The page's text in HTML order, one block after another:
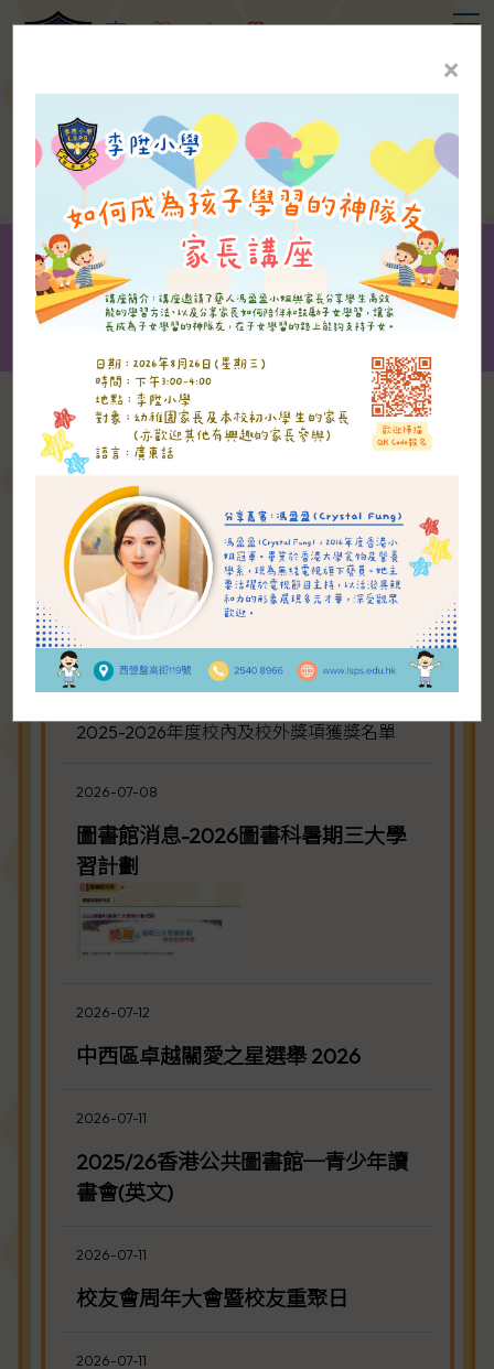
李 陞 小 學
敬 業 樂 群 ×
2026-07-31
2025-2026年度校內及校外獎項獲獎
2025-2026年度校內及校外獎項獲獎名單
2026-07-08
圖書館消息-2026圖書科暑期三大學
習計劃
2026-07-12
中西區卓越關愛之星選舉 2026
2026-07-11
2025/26香港公共圖書館─青少年讀
書會(英文)
2026-07-11
校友會周年大會暨校友重聚日
2026-07-11